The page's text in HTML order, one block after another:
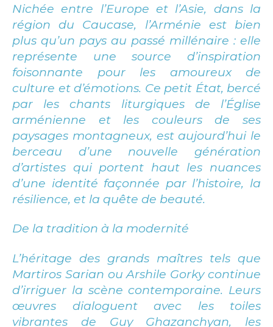
Nichée entre l’Europe et l’Asie, dans la
région du Caucase, l’Arménie est bien
plus qu’un pays au passé millénaire : elle
représente une source d’inspiration
foisonnante pour les amoureux de
culture et d’émotions. Ce petit État, bercé
par les chants liturgiques de l’Église
arménienne et les couleurs de ses
paysages montagneux, est aujourd’hui le
berceau d’une nouvelle génération
d’artistes qui portent haut les nuances
d’une identité façonnée par l’histoire, la
résilience, et la quête de beauté.
De la tradition à la modernité
L’héritage des grands maîtres tels que
Martiros Sarian ou Arshile Gorky continue
d’irriguer la scène contemporaine. Leurs
œuvres dialoguent avec les toiles
vibrantes de Guy Ghazanchyan, les